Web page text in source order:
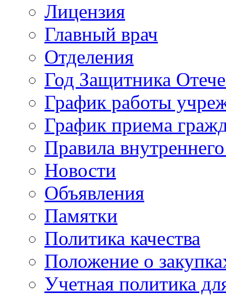
Лицензия
Главный врач
Отделения
Год Защитника
График работы
График приема
Правила
Новости
Объявления
Памятки
Политика качества
Положение о
Учетная политика